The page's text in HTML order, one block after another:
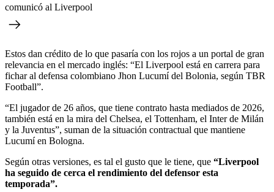
comunicó al Liverpool
Estos dan crédito de lo que pasaría con los rojos a un portal de gran
relevancia en el mercado inglés: “El Liverpool está en carrera para
fichar al defensa colombiano Jhon Lucumí del Bolonia, según TBR
Football”.
“El jugador de 26 años, que tiene contrato hasta mediados de 2026,
también está en la mira del Chelsea, el Tottenham, el Inter de Milán
y la Juventus”, suman de la situación contractual que mantiene
Lucumí en Bologna.
Según otras versiones, es tal el gusto que le tiene, que “Liverpool
ha seguido de cerca el rendimiento del defensor esta
temporada”.